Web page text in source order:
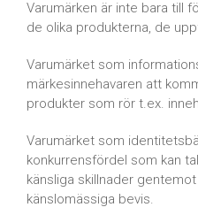
Varumärken är inte bara till
de olika produkterna, de
Varumärket som
märkesinnehavaren att
produkter som rör t.ex.
Varumärket som
konkurrensfördel som kan
känsliga skillnader
känslomässiga bevis.